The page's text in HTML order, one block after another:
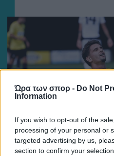
Ώρα των σπορ - Do Not
Information
If you wish to opt-out of the
processing of your personal or
targeted advertising by us,
section to confirm your